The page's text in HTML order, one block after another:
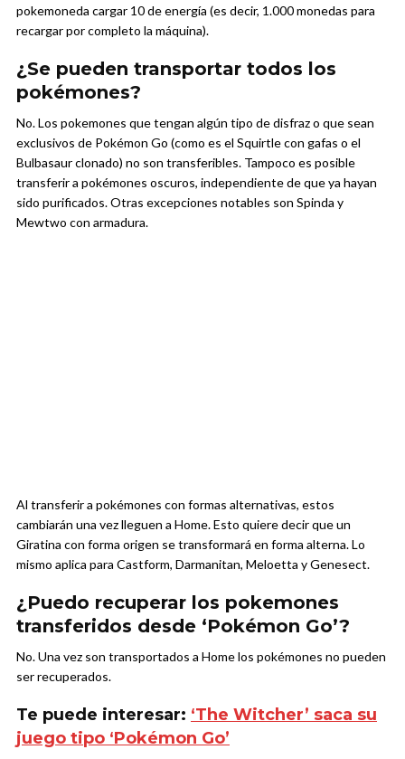
pokemoneda cargar 10 de energía (es decir, 1.000 monedas para
recargar por completo la máquina).
¿Se pueden transportar todos los
pokémones?
No. Los pokemones que tengan algún tipo de disfraz o que sean
exclusivos de Pokémon Go (como es el Squirtle con gafas o el
Bulbasaur clonado) no son transferibles. Tampoco es posible
transferir a pokémones oscuros, independiente de que ya hayan
sido purificados. Otras excepciones notables son Spinda y
Mewtwo con armadura.
Al transferir a pokémones con formas alternativas, estos
cambiarán una vez lleguen a Home. Esto quiere decir que un
Giratina con forma origen se transformará en forma alterna. Lo
mismo aplica para Castform, Darmanitan, Meloetta y Genesect.
¿Puedo recuperar los pokemones
transferidos desde ‘Pokémon Go’?
No. Una vez son transportados a Home los pokémones no pueden
ser recuperados.
Te puede interesar: ‘The Witcher’ saca su
juego tipo ‘Pokémon Go’